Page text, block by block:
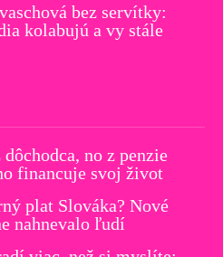
bez servítky:
kolabujú a vy stále
no z penzie
financuje svoj život
plat Slováka? Nové
nahnevalo ľudí